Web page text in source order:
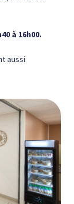
à 16h00.
aussi